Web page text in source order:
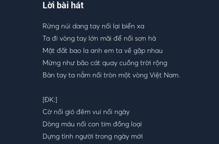
Lời bài hát
Rừng núi dang tay nối lại biển xa
Ta đi vòng tay lớn mãi để nối sơn hà
Mặt đất bao la anh em ta về gặp nhau
Mừng như bão cát quay cuồng trời rộng
Bàn tay ta nắm nối tròn một vòng Việt Nam.
[ĐK:]
Cờ nối gió đêm vui nối ngày
Dòng máu nối con tim đồng loại
Dựng tình người trong ngày mới